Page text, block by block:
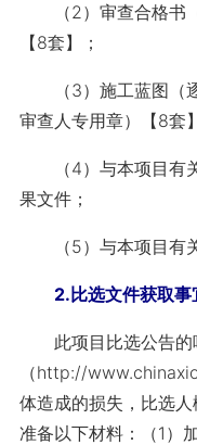
（2）审查合格书（
【8套】；
（3）施工蓝图（逐
审查人专用章）【8套
（4）与本项目有关
果文件；
（5）与本项目有关
2.比选文件获取事
此项目比选公告的
（http://
体造成的损失，比选
准备以下材料：（1）